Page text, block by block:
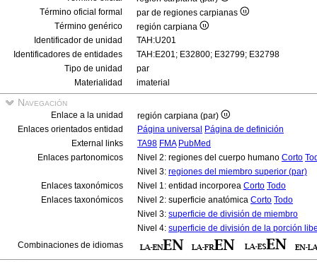
Término oficial formal
par de regiones carpianas
Término genérico
región carpiana
Identificador de unidad
TAH:U201
Identificadores de entidades
TAH:E201; E32800; E32799; E32798
Tipo de unidad
par
Materialidad
imaterial
Navegación
Enlace a la unidad
región carpiana (par)
Enlaces orientados entidad
Página universal Página de definición
External links
TA98 FMA PubMed
Enlaces partonomicos
Nivel 2: regiones del cuerpo humano Corto
Nivel 3: regiones del miembro superior (par)
Enlaces taxonómicos
Nivel 1: entidad incorporea Corto Todo
Enlaces taxonómicos
Nivel 2: superficie anatómica Corto Todo
Nivel 3: superficie de división de miembro
Nivel 4: superficie de división de la porción
Combinaciones de idiomas